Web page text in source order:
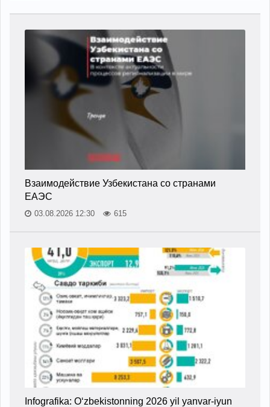
Взаимодействие Узбекистана со странами
ЕАЭС
03.08.2026 12:30 615
Infografika: O‘zbekistonning 2026 yil yanvar-iyun